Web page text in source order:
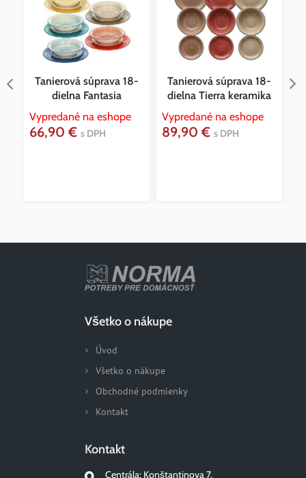
Tanierová súprava 18-
dielna Fantasia
Vypredané na eshope
66,90 € s DPH
Tanierová súprava 18-
dielna Tierra keramika
Vypredané na eshope
89,90 € s DPH
Všetko o nákupe
Úvod
Všetko o nákupe
Obchodné podmienky
Kontakt
Kontakt
Centrála: Konštantinova 7,